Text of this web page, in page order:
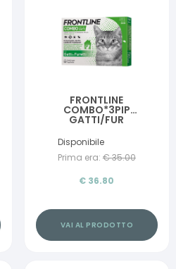
FRONTLINE
COMBO*3PIP
GATTI/FUR
Disponibile
Prima era: €35.00
€ 36.80
VAI AL PRODOTTO